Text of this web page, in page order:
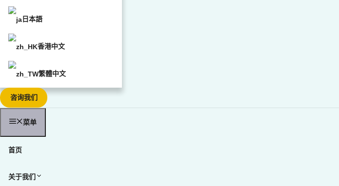
日本語
香港中文
繁體中文
咨询我们
菜单
首页
关于我们